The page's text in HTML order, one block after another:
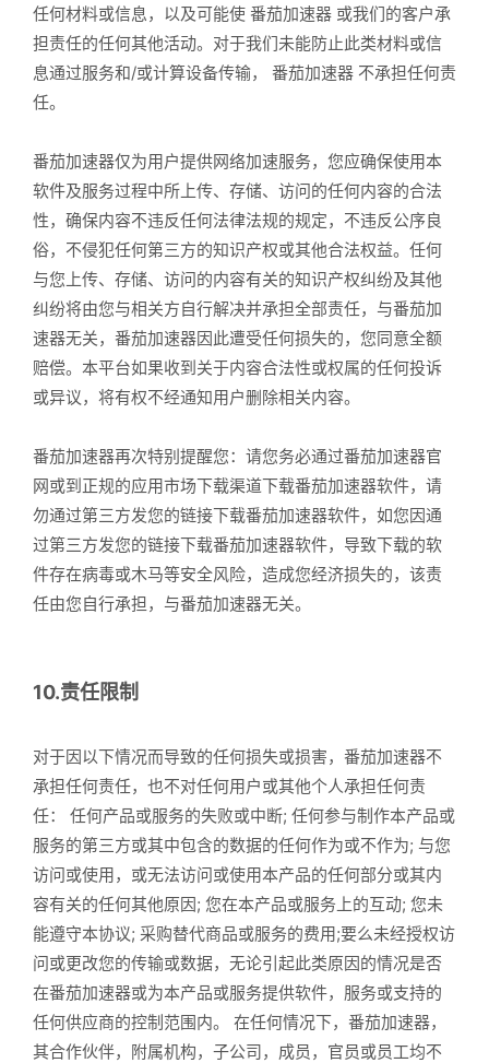
任何材料或信息，以及可能使 番茄加速器 或我们的客户承
担责任的任何其他活动。对于我们未能防止此类材料或信
息通过服务和/或计算设备传输， 番茄加速器 不承担任何责
任。
番茄加速器仅为用户提供网络加速服务，您应确保使用本
软件及服务过程中所上传、存储、访问的任何内容的合法
性，确保内容不违反任何法律法规的规定，不违反公序良
俗，不侵犯任何第三方的知识产权或其他合法权益。任何
与您上传、存储、访问的内容有关的知识产权纠纷及其他
纠纷将由您与相关方自行解决并承担全部责任，与番茄加
速器无关，番茄加速器因此遭受任何损失的，您同意全额
赔偿。本平台如果收到关于内容合法性或权属的任何投诉
或异议，将有权不经通知用户删除相关内容。
番茄加速器再次特别提醒您：请您务必通过番茄加速器官
网或到正规的应用市场下载渠道下载番茄加速器软件，请
勿通过第三方发您的链接下载番茄加速器软件，如您因通
过第三方发您的链接下载番茄加速器软件，导致下载的软
件存在病毒或木马等安全风险，造成您经济损失的，该责
任由您自行承担，与番茄加速器无关。
10.责任限制
对于因以下情况而导致的任何损失或损害，番茄加速器不
承担任何责任，也不对任何用户或其他个人承担任何责
任： 任何产品或服务的失败或中断; 任何参与制作本产品或
服务的第三方或其中包含的数据的任何作为或不作为; 与您
访问或使用，或无法访问或使用本产品的任何部分或其内
容有关的任何其他原因; 您在本产品或服务上的互动; 您未
能遵守本协议; 采购替代商品或服务的费用;要么未经授权访
问或更改您的传输或数据，无论引起此类原因的情况是否
在番茄加速器或为本产品或服务提供软件，服务或支持的
任何供应商的控制范围内。 在任何情况下，番茄加速器，
其合作伙伴，附属机构，子公司，成员，官员或员工均不